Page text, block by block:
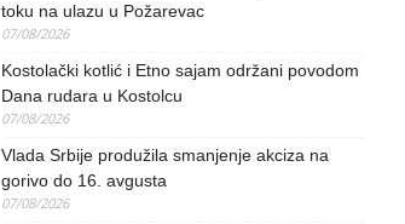
toku na ulazu u Požarevac
07/08/2026
Kostolački kotlić i Etno sajam održani povodom
Dana rudara u Kostolcu
07/08/2026
Vlada Srbije produžila smanjenje akciza na
gorivo do 16. avgusta
07/08/2026